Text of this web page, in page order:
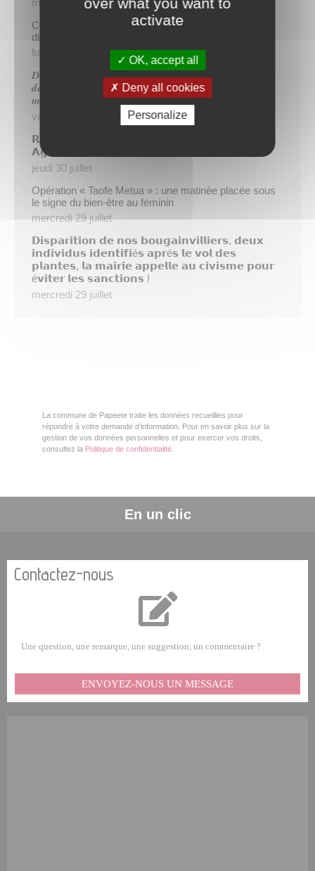
mercredi 5 août
Cinq demandeurs d’emploi de Papeete intègrent le
dispositif TIATURI AMO
lundi 3 août
𝑫𝒆𝒖𝒙 𝒔𝒂𝒑𝒆𝒖𝒓𝒔-𝒑𝒐𝒎𝒑𝒊𝒆𝒓𝒔 𝒅𝒆 𝑷𝒂𝒑𝒆𝒆𝒕𝒆 𝒂𝒖𝒙 𝒄𝒐̂𝒕𝒆́𝒔 𝒅𝒖
𝒅𝒆́𝒕𝒂𝒄𝒉𝒆𝒎𝒆𝒏𝒕 𝒑𝒐𝒍𝒚𝒏𝒆́𝒔𝒊𝒆𝒏 𝒆𝒏 𝒓𝒆𝒏𝒇𝒐𝒓𝒕 𝒅𝒆𝒔 𝒆́𝒒𝒖𝒊𝒑𝒆𝒔
𝒎𝒐𝒃𝒊𝒍𝒊𝒔𝒆́𝒆𝒔 𝒅𝒂𝒏𝒔 𝒍’𝑯𝒆𝒙𝒂𝒈𝒐𝒏𝒆
vendredi 31 juillet
𝗥é𝘂𝗻𝗶𝗼𝗻 𝗱’𝗶𝗻𝗳𝗼𝗿𝗺𝗮𝘁𝗶𝗼𝗻 𝘀𝘂𝗿 𝗹𝗮 𝗳𝗶𝗹𝗶è𝗿𝗲
𝗔𝗴𝗿𝗶𝗰𝗼𝗹𝗲
jeudi 30 juillet
Opération « Taofe Metua » : une matinée placée sous
le signe du bien-être au féminin
mercredi 29 juillet
𝗗𝗶𝘀𝗽𝗮𝗿𝗶𝘁𝗶𝗼𝗻 𝗱𝗲 𝗻𝗼𝘀 𝗯𝗼𝘂𝗴𝗮𝗶𝗻𝘃𝗶𝗹𝗹𝗶𝗲𝗿𝘀, 𝗱𝗲𝘂𝘅
𝗶𝗻𝗱𝗶𝘃𝗶𝗱𝘂𝘀 𝗶𝗱𝗲𝗻𝘁𝗶𝗳𝗶é𝘀 𝗮𝗽𝗿é𝘀 𝗹𝗲 𝘃𝗼𝗹 𝗱𝗲𝘀
𝗽𝗹𝗮𝗻𝘁𝗲𝘀, 𝗹𝗮 𝗺𝗮𝗶𝗿𝗶𝗲 𝗮𝗽𝗽𝗲𝗹𝗹𝗲 𝗮𝘂 𝗰𝗶𝘃𝗶𝘀𝗺𝗲 𝗽𝗼𝘂𝗿
é𝘃𝗶𝘁𝗲𝗿 𝗹𝗲𝘀 𝘀𝗮𝗻𝗰𝘁𝗶𝗼𝗻𝘀 !
mercredi 29 juillet
La commune de Papeete traite les données recueillies pour
répondre à votre demande d’information. Pour en savoir plus sur la
gestion de vos données personnelles et pour exercer vos droits,
consultez la Politique de confidentialité
En un clic
Contactez-nous
Une question, une remarque, une suggestion, un commentaire ?
ENVOYEZ-NOUS UN MESSAGE
activate
OK, accept all
Deny all cookies
Personalize